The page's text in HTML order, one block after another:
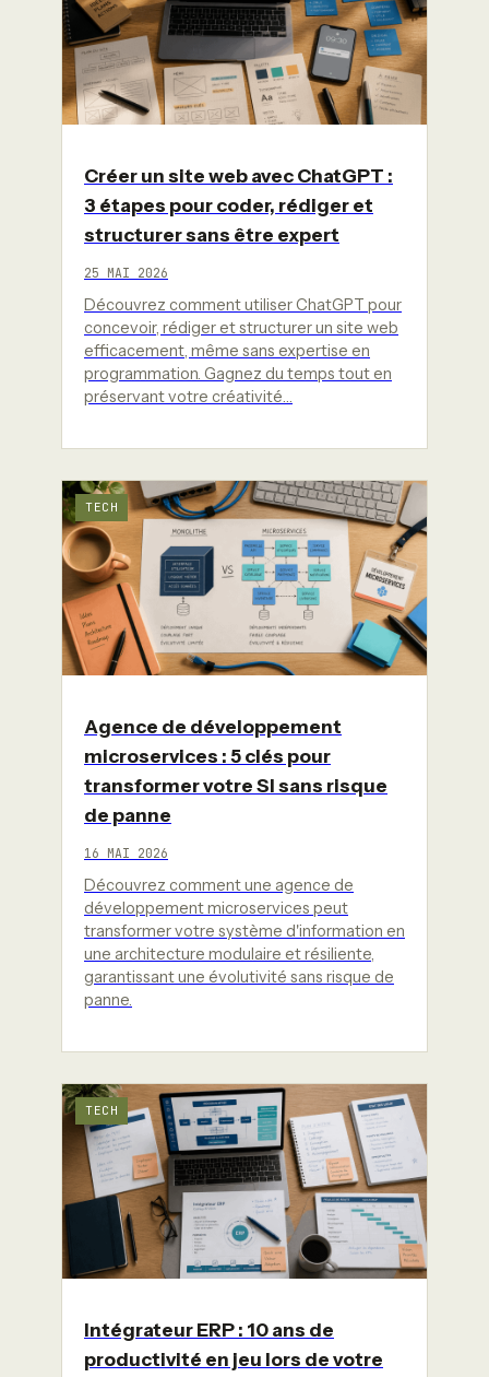
Créer un site web avec ChatGPT :
3 étapes pour coder, rédiger et
structurer sans être expert
25 MAI 2026
Découvrez comment utiliser ChatGPT pour
concevoir, rédiger et structurer un site web
efficacement, même sans expertise en
programmation. Gagnez du temps tout en
préservant votre créativité…
TECH
Agence de développement
microservices : 5 clés pour
transformer votre SI sans risque
de panne
16 MAI 2026
Découvrez comment une agence de
développement microservices peut
transformer votre système d'information en
une architecture modulaire et résiliente,
garantissant une évolutivité sans risque de
panne.
TECH
Intégrateur ERP : 10 ans de
productivité en jeu lors de votre